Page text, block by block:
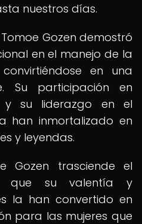
nuestros días.
Gozen demostró
en el manejo de la
en una
Su participación en
y su liderazgo en el
han inmortalizado en
y leyendas.
Gozen trasciende el
que su valentía y
la han convertido en
para las mujeres que